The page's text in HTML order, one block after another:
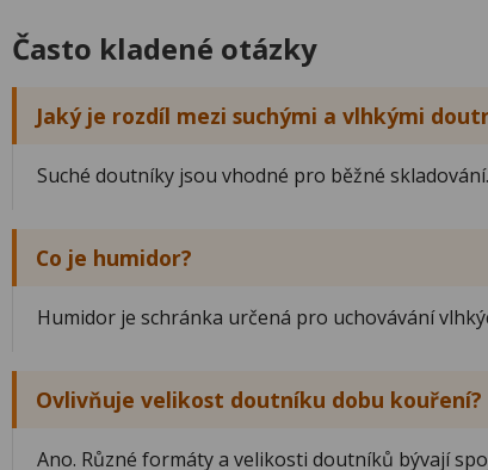
Často kladené otázky
Jaký je rozdíl mezi suchými a vlhkými
Suché doutníky jsou vhodné pro běžné
Co je humidor?
Humidor je schránka určená pro uchovávání
Ovlivňuje velikost doutníku dobu kouření?
Ano. Různé formáty a velikosti doutníků bývají